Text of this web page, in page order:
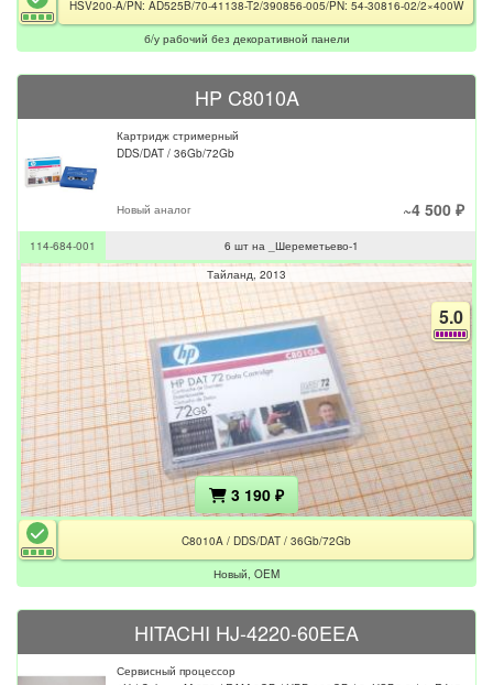
HSV200-A/PN: AD525B/70-41138-T2/390856-005/PN: 54-30816-02/2×400W
б/у рабочий без декоративной панели
HP C8010A
Картридж стримерный
DDS/DAT / 36Gb/72Gb
Новый аналог ~4 500 ₽
114-684-001
6 шт на _Шереметьево-1
Тайланд 2013
5.0
3 190 ₽
C8010A / DDS/DAT / 36Gb/72Gb
Новый, OEM
HITACHI HJ-4220-60EEA
Сервисный процессор